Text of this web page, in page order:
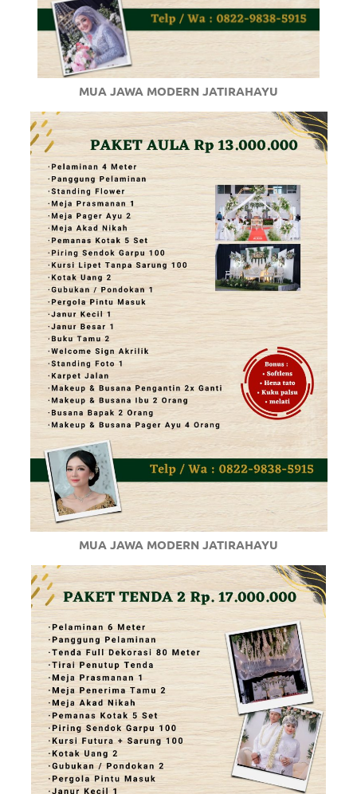
MUA JAWA MODERN JATIRAHAYU
MUA JAWA MODERN JATIRAHAYU